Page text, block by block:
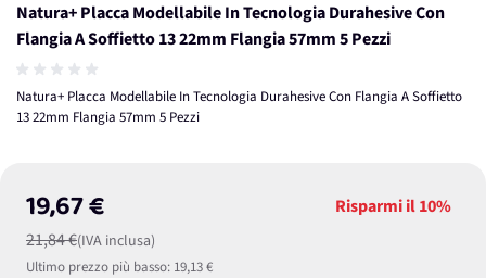
Natura+ Placca Modellabile In Tecnologia Durahesive Con
Flangia A Soffietto 13 22mm Flangia 57mm 5 Pezzi
Natura+ Placca Modellabile In Tecnologia Durahesive Con Flangia A Soffietto
13 22mm Flangia 57mm 5 Pezzi
19,67 €
21,84 €(IVA inclusa)
Risparmi il10%
Ultimo prezzo più basso: 19,13 €